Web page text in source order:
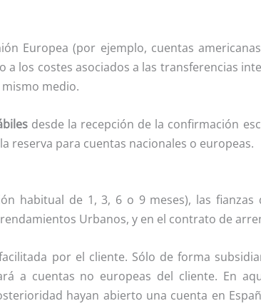
Europea (por ejemplo, cuentas
los costes asociados a las transferencias
medio.
desde la recepción de la confirmación
reserva para cuentas nacionales o europeas.
habitual de 1, 3, 6 o 9 meses), las fianzas
Urbanos, y en el contrato de
por el cliente. Sólo de forma
a cuentas no europeas del cliente. En
hayan abierto una cuenta en